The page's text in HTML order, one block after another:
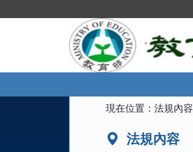
到
現在位置：法規內容
法規內容